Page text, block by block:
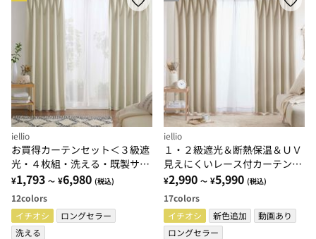
iellio
お買得カーテンセット＜３級遮
光・４枚組・洗える・既製サイ
ズ・無地＞
¥1,793 ～ ¥6,980 (税込)
12colors
イチオシ
ロングセラー
洗える
iellio
１・２級遮光＆断熱保温＆ＵＶ
見えにくいレース付カーテンセ
ット＜４枚組・遮光１級・洗え
る・無地＞
¥2,990 ～ ¥5,990 (税込)
17colors
イチオシ
新色追加
動画あり
ロングセラー